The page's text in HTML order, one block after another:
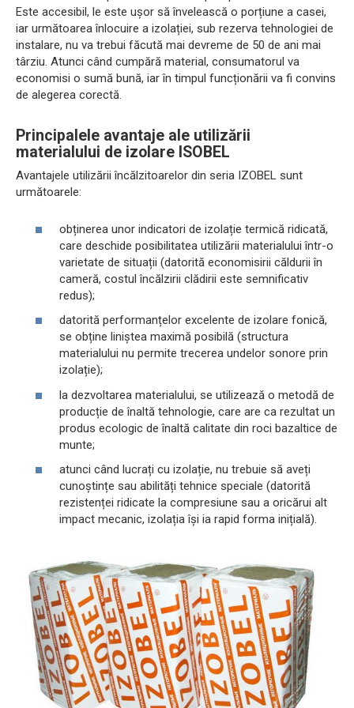
Este accesibil, le este ușor să învelească o porțiune a casei,
iar următoarea înlocuire a izolației, sub rezerva tehnologiei de
instalare, nu va trebui făcută mai devreme de 50 de ani mai
târziu. Atunci când cumpără material, consumatorul va
economisi o sumă bună, iar în timpul funcționării va fi convins
de alegerea corectă.
Principalele avantaje ale utilizării
materialului de izolare ISOBEL
Avantajele utilizării încălzitoarelor din seria IZOBEL sunt
următoarele:
obținerea unor indicatori de izolație termică ridicată,
care deschide posibilitatea utilizării materialului într-o
varietate de situații (datorită economisirii căldurii în
cameră, costul încălzirii clădirii este semnificativ
redus);
datorită performanțelor excelente de izolare fonică,
se obține liniștea maximă posibilă (structura
materialului nu permite trecerea undelor sonore prin
izolație);
la dezvoltarea materialului, se utilizează o metodă de
producție de înaltă tehnologie, care are ca rezultat un
produs ecologic de înaltă calitate din roci bazaltice de
munte;
atunci când lucrați cu izolație, nu trebuie să aveți
cunoștințe sau abilități tehnice speciale (datorită
rezistenței ridicate la compresiune sau a oricărui alt
impact mecanic, izolația își ia rapid forma inițială).